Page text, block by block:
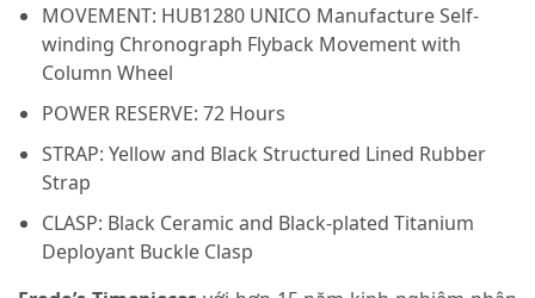
MOVEMENT: HUB1280 UNICO Manufacture Self-
winding Chronograph Flyback Movement with
Column Wheel
POWER RESERVE: 72 Hours
STRAP: Yellow and Black Structured Lined Rubber
Strap
CLASP: Black Ceramic and Black-plated Titanium
Deployant Buckle Clasp